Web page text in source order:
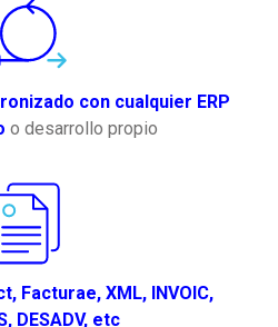
con cualquier ERP
o desarrollo propio
Facturae, XML, INVOIC,
DESADV, etc